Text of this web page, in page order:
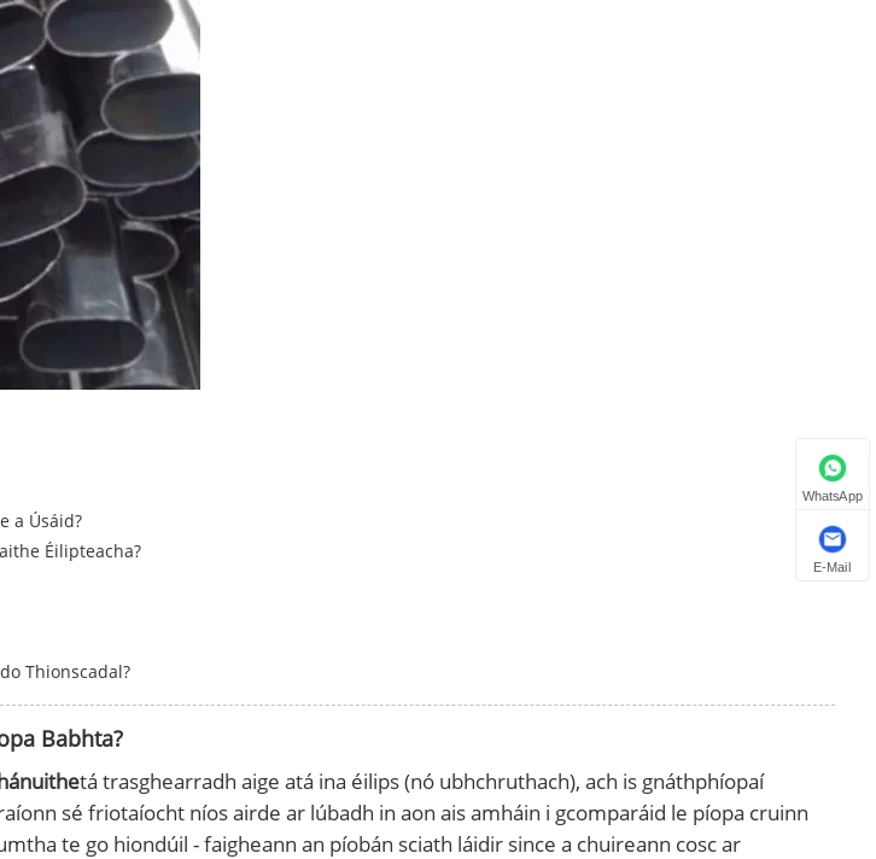
a Úsáid?
Éilipteacha?
Thionscadal?
Babhta?
tá trasghearradh aige atá ina éilips (nó ubhchruthach), ach is gnáthphíopaí
sé friotaíocht níos airde ar lúbadh in aon ais amháin i gcomparáid le píopa cruinn
te go hiondúil - faigheann an píobán sciath láidir since a chuireann cosc ​​ar
WhatsApp
E-Mail